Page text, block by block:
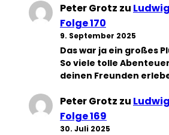
Peter Grotz zu
Folge 170
9. September 2025
Das war ja ein großes
So viele tolle
deinen Freunden
Peter Grotz zu
Folge 169
30. Juli 2025